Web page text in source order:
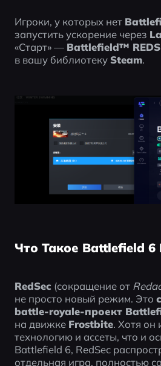
Игроки, у которых нет
запустить ускорение через
«Старт» — Battlefield™
в вашу библиотеку Steam.
Что Такое Battlefield 6
RedSec (сокращение от
не просто новый режим. Это
battle-royale-проект
на движке Frostbite. Хотя он
технологию и ассеты, что и
Battlefield 6, RedSec